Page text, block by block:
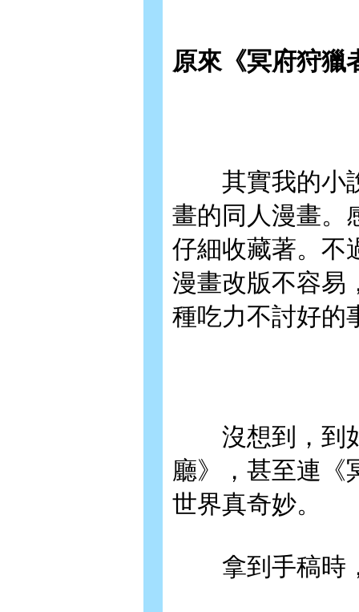
原來《冥府狩獵
其實我的小說
畫的同人漫畫。
仔細收藏著。不
漫畫改版不容易
種吃力不討好
沒想到，到如
廳》，甚至連
世界真奇妙。
拿到手稿時